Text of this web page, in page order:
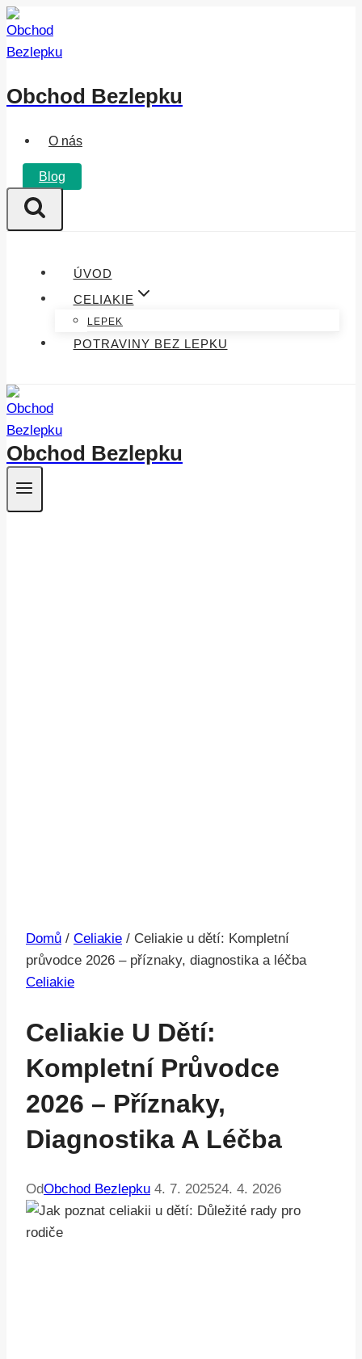
Přeskočit
na
obsah
Obchod Bezlepku
O nás
Blog
ÚVOD
CELIAKIE
LEPEK
POTRAVINY BEZ LEPKU
Obchod Bezlepku
Domů / Celiakie / Celiakie u dětí: Kompletní
průvodce 2026 – příznaky, diagnostika a léčba
Celiakie
Celiakie U Dětí:
Kompletní Průvodce
2026 – Příznaky,
Diagnostika A Léčba
OdObchod Bezlepku 4. 7. 202524. 4. 2026